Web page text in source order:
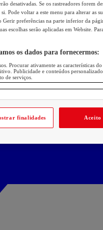
desativadas. Se os rastreadores forem
Pode voltar a este menu para alterar as
Gerir preferências na parte inferior da
escolhas serão aplicadas em Website.
os dados para fornecermos:
Procurar ativamente as características
Publicidade e conteúdos
de serviços.
finalidades Aceito